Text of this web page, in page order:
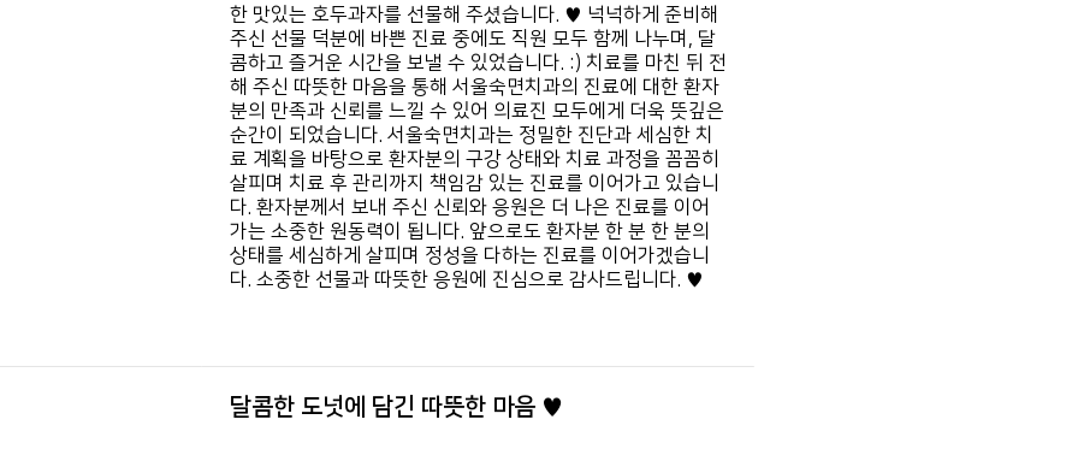
한 맛있는 호두과자를 선물해 주셨습니다. ♥ 넉넉하게 준비해
주신 선물 덕분에
바쁜 진료 중에도 직원 모두 함께 나누며, 달
콤하고 즐거운 시간을 보낼 수 있었습니다. :) 치료를 마친 뒤 전
해 주신 따뜻한 마음을 통해 서울숙면치과의 진료에 대한 환자
분의 만족과 신뢰를 느낄 수 있어 의료진 모두에게 더욱 뜻깊은
순간이 되었습니다. 서울숙면치과는 정밀한 진단과 세심한 치
료 계획을 바탕으로 환자분의 구강 상태와 치료 과정을 꼼꼼히
살피며 치료 후 관리까지 책임감 있는 진료를 이어가고 있습니
다. 환자분께서 보내 주신 신뢰와 응원은 더 나은 진료를 이어
가는 소중한 원동력이 됩니다. 앞으로도 환자분 한 분 한 분의
상태를 세심하게 살피며 정성을 다하는 진료를 이어가겠습니
다. 소중한 선물과 따뜻한 응원에 진심으로 감사드립니다. ♥
달콤한 도넛에 담긴 따뜻한 마음 ♥